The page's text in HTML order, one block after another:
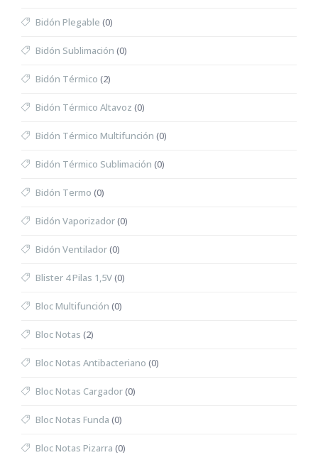
Bidón Plegable (0)
Bidón Sublimación (0)
Bidón Térmico (2)
Bidón Térmico Altavoz (0)
Bidón Térmico Multifunción (0)
Bidón Térmico Sublimación (0)
Bidón Termo (0)
Bidón Vaporizador(0)
Bidón Ventilador(0)
Blister 4 Pilas 1,5V(0)
Bloc Multifunción (0)
Bloc Notas (2)
Bloc Notas Antibacteriano (0)
Bloc Notas Cargador(0)
Bloc Notas Funda (0)
Bloc Notas Pizarra (0)